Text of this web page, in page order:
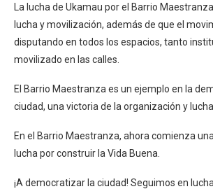
La lucha de Ukamau por el Barrio
lucha y movilización, además de que el
disputando en todos los espacios, tanto
movilizado en las calles.
El Barrio Maestranza es un ejemplo en la
ciudad, una victoria de la organización y
En el Barrio Maestranza, ahora comienza
lucha por construir la Vida Buena.
¡A democratizar la ciudad! Seguimos en lucha.